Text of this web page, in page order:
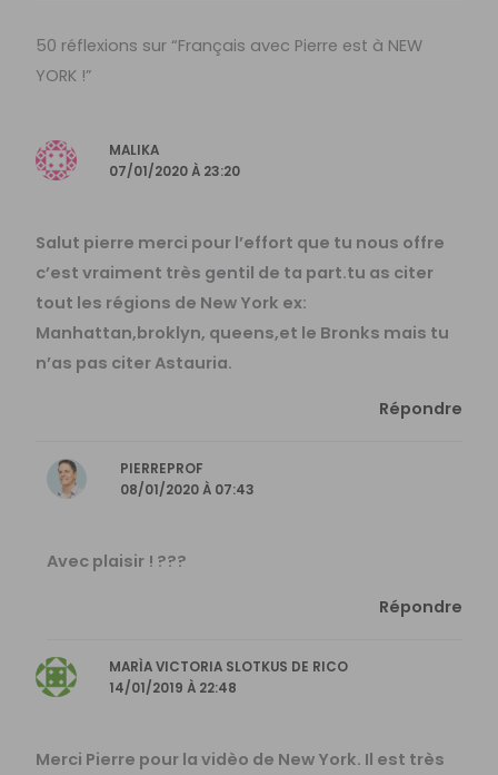
50 réflexions sur “Français avec Pierre est à NEW
YORK !”
MALIKA
07/01/2020 À 23:20
Salut pierre merci pour l’effort que tu nous offre
c’est vraiment très gentil de ta part.tu as citer
tout les régions de New York ex:
Manhattan,broklyn, queens,et le Bronks mais tu
n’as pas citer Astauria.
Répondre
PIERREPROF
08/01/2020 À 07:43
Avec plaisir ! ?‍??
Répondre
MARÌA VICTORIA SLOTKUS DE RICO
14/01/2019 À 22:48
Merci Pierre pour la vidèo de New York. Il est très